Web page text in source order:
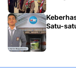
Satu-